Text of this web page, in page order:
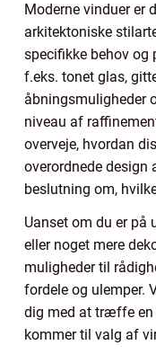
Moderne vinduer er
arkitektoniske
specifikke behov og
f.eks. tonet glas,
åbningsmuligheder
niveau af
overveje, hvordan
overordnede
beslutning om,
Uanset om du er på
eller noget mere
muligheder til
fordele og ulemper.
dig med at træffe en
kommer til valg af